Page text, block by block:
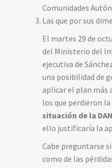
Comunidades
Las que por sus
El martes 29 de
del Ministerio del
ejecutiva de
una posibilidad de
aplicar el plan más
los que perdieron
situación de la
ello justificaría la
Cabe preguntarse
como de las